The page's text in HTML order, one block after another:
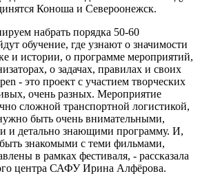
Коноша и Североонежск.
набрать порядка 50-60
обучение, где узнают о значимости
и истории, о программе мероприятий,
о задачах, правилах и своих
- это проект с участием творческих
очень разных. Мероприятие
сложной транспортной логистикой,
быть очень внимательными,
и детально знающими программу. И,
знакомыми с теми фильмами,
в рамках фестиваля, - рассказала
центра САФУ Ирина Алфёрова.